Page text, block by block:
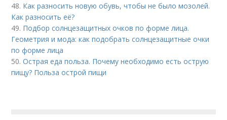
48. Как разносить новую обувь, чтобы не было мозолей.
Как разносить её?
49. Подбор солнцезащитных очков по форме лица.
Геометрия и мода: как подобрать солнцезащитные очки
по форме лица
50.Острая еда польза. Почему необходимо есть острую
пищу? Польза острой пищи